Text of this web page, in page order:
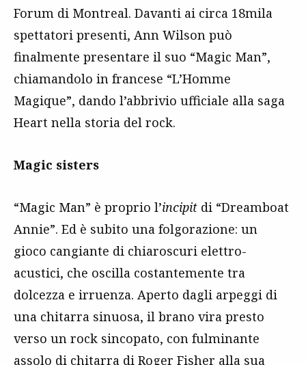
Forum di Montreal. Davanti ai circa 18mila
spettatori presenti, Ann Wilson può
finalmente presentare il suo “Magic Man”,
chiamandolo in francese “L’Homme
Magique”, dando l’abbrivio ufficiale alla saga
Heart nella storia del rock.
Magic sisters
“Magic Man” è proprio l’incipit di “Dreamboat
Annie”. Ed è subito una folgorazione: un
gioco cangiante di chiaroscuri elettro-
acustici, che oscilla costantemente tra
dolcezza e irruenza. Aperto dagli arpeggi di
una chitarra sinuosa, il brano vira presto
verso un rock sincopato, con fulminante
assolo di chitarra di Roger Fisher alla sua